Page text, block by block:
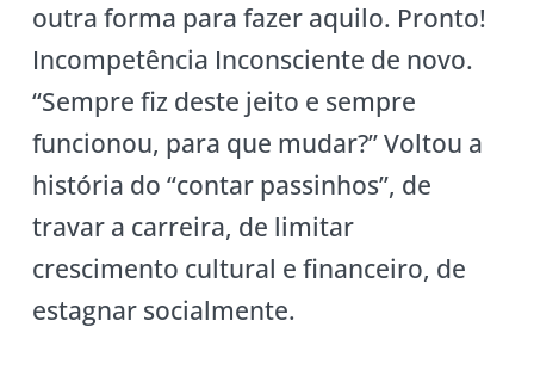
outra forma para fazer aquilo. Pronto!
Incompetência Inconsciente de novo.
“Sempre fiz deste jeito e sempre
funcionou, para que mudar?” Voltou a
história do “contar passinhos”, de
travar a carreira, de limitar
crescimento cultural e financeiro, de
estagnar socialmente.